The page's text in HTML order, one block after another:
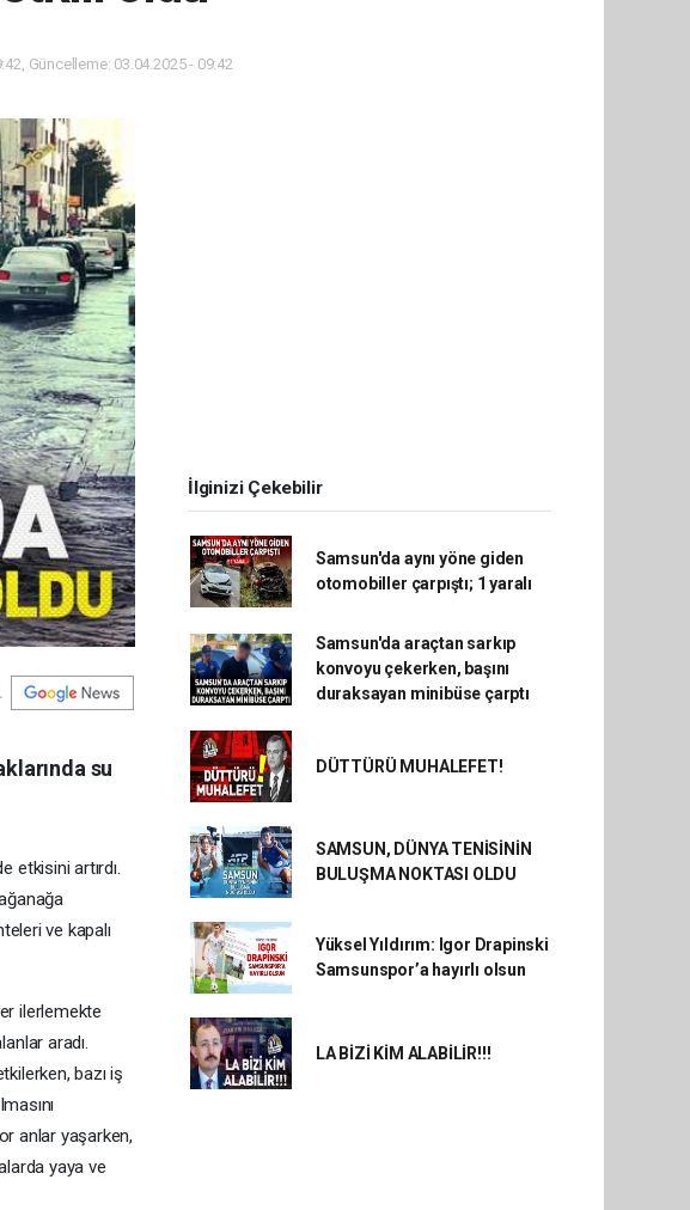
Güncelleme: 03.04.2025 - 09:42
su
etkisini artırdı.
ve kapalı
ilerlemekte
aradı.
bazı iş
anlar yaşarken,
yaya ve
İlginizi Çekebilir
Samsun'da aynı yöne giden
otomobiller çarpıştı; 1 yaralı
Samsun'da araçtan sarkıp
konvoyu çekerken, başını
duraksayan minibüse çarptı
DÜTTÜRÜ MUHALEFET!
SAMSUN, DÜNYA TENİSİNİN
BULUŞMA NOKTASI OLDU
Yüksel Yıldırım: Igor Drapinski
Samsunspor’a hayırlı olsun
LA BİZİ KİM ALABİLİR!!!